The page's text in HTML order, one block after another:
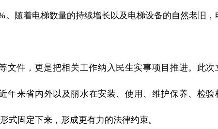
。随着电梯数量的持续增长以及电梯设备的自然老旧，
文件，更是把相关工作纳入民生实事项目推进。此次
年来省内外以及丽水在安装、使用、维护保养、检验
式固定下来，形成更有力的法律约束。